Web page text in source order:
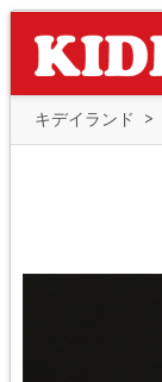
キデイランド >